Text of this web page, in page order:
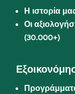
Η ιστορία
Οι
(30.000+)